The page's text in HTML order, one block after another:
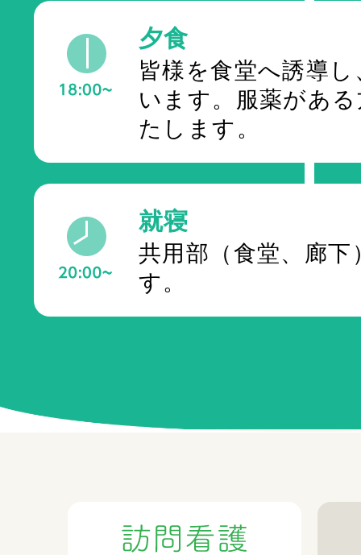
夕食
皆様を食堂へ誘導
います。服薬があ
たします。
就寝
共用部（食堂、廊
す。